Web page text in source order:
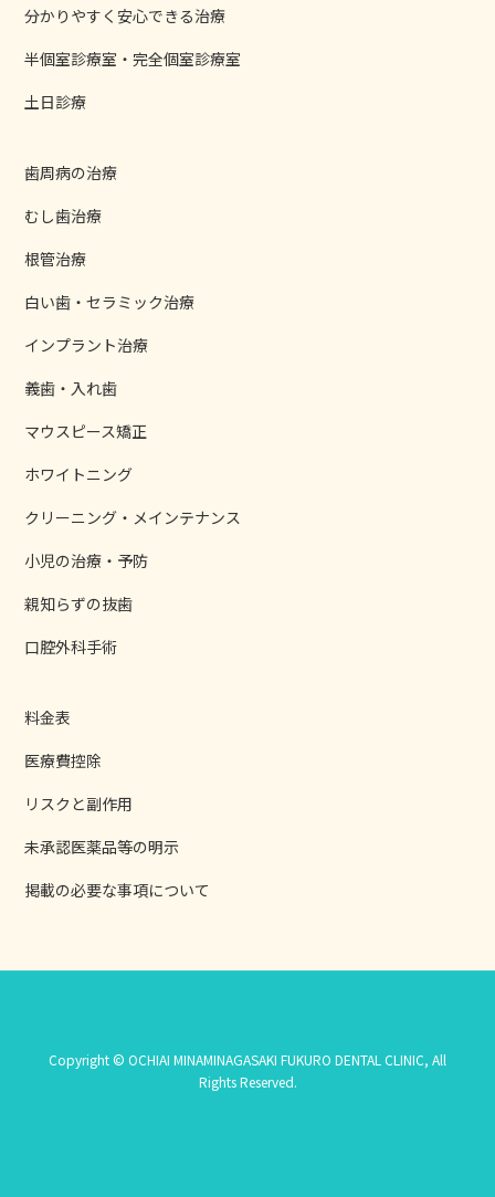
分かりやすく安心できる治療
半個室診療室・完全個室診療室
土日診療
歯周病の治療
むし歯治療
根管治療
白い歯・セラミック治療
インプラント治療
義歯・入れ歯
マウスピース矯正
ホワイトニング
クリーニング・メインテナンス
小児の治療・予防
親知らずの抜歯
口腔外科手術
料金表
医療費控除
リスクと副作用
未承認医薬品等の明示
掲載の必要な事項について
Copyright © OCHIAI MINAMINAGASAKI FUKURO DENTAL CLINIC, All
Rights Reserved.